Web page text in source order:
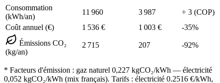
Consommation
(kWh/an)
11 960 3 987 ÷ 3 (COP)
Coût annuel (€)
1 536 € 1 003 € -35%
Émissions CO₂
(kg/an)
2 715 207 -92%
* Facteurs d'émission : gaz naturel 0,227 kgCO₂/kWh — électricité
0,052 kgCO₂/kWh (mix français). Tarifs : électricité 0.2516 €/kWh,